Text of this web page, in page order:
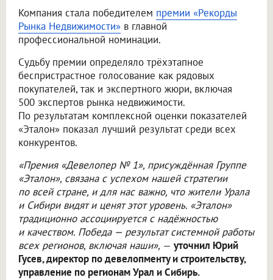
Компания стала победителем премии «Рекорды
Рынка Недвижимости» в главной
профессиональной номинации.
Судьбу премии определяло трёхэтапное
беспристрастное голосование как рядовых
покупателей, так и экспертного жюри, включая
500 экспертов рынка недвижимости.
По результатам комплексной оценки показателей
«Эталон» показал лучший результат среди всех
конкурентов.
«Премия «Девелопер № 1», присуждённая Группе
«Эталон», связана с успехом нашей стратегии
по всей стране, и для нас важно, что жители Урала
и Сибири видят и ценят этот уровень. «Эталон»
традиционно ассоциируется с надёжностью
и качеством. Победа — результат системной работы
всех регионов, включая наши», — уточнил Юрий
Гусев, директор по девелопменту и строительству,
управление по регионам Урал и Сибирь.